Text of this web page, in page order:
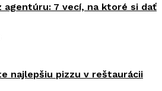
agentúru: 7 vecí, na ktoré si dať
najlepšiu pizzu v reštaurácii